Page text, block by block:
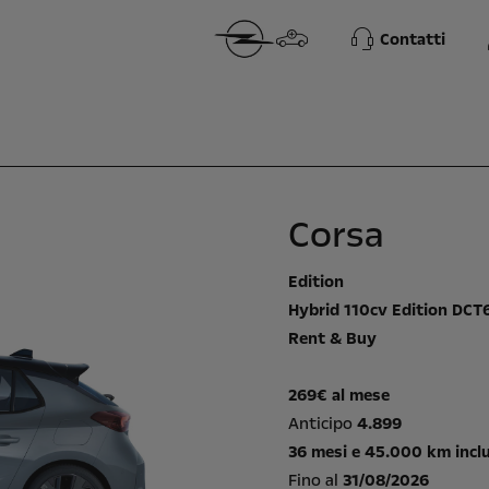
Contatti
Corsa
Edition
Hybrid 110cv Edition
Rent & Buy
269€ al mese
Anticipo 4.899
36 mesi e 45.000 km
Fino al 31/08/2026